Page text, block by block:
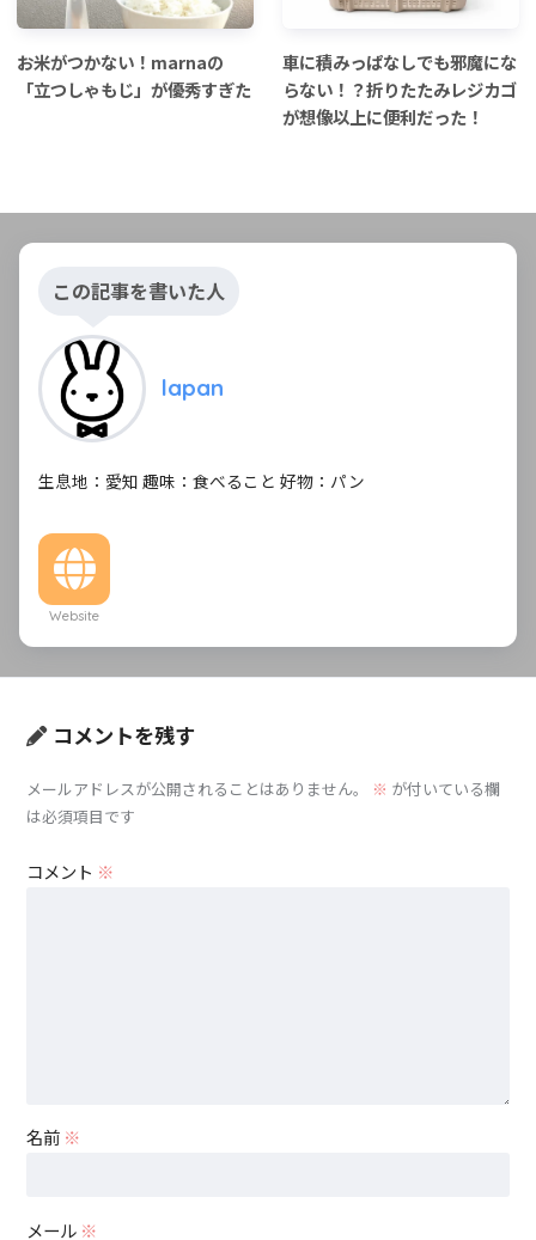
お米がつかない！marnaの
「立つしゃもじ」が優秀すぎた
車に積みっぱなしでも邪魔にな
らない！？折りたたみレジカゴ
が想像以上に便利だった！
この記事を書いた人
lapan
生息地：愛知 趣味：食べること 好物：パン
Website
コメントを残す
メールアドレスが公開されることはありません。 ※ が付いている欄
は必須項目です
コメント ※
名前 ※
メール ※